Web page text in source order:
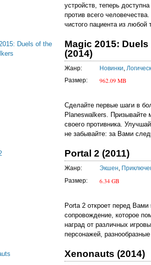
устройств, теперь
против всего
чистого пациента из любой
Magic 2015:
(2014)
Жанр: Новинки
Размер: 962.09 MB
Сделайте первые шаги в
Planeswalkers. Призывайте
своего противника.
не забывайте: за Вами
Portal 2 (2011)
Жанр: Экшен
Размер: 6.34 GB
Porta 2 откроет перед
сопровождение, которое
наград от различных
персонажей,
Xenonauts (2014)